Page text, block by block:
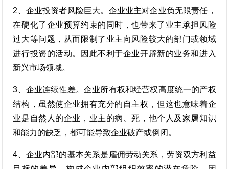
2、企业投资者风险巨大。企业业主对企业负无限责任，
在硬化了企业预算约束的同时，也带来了业主承担风险
过大等问题，从而限制了业主向风险较大的部门或领域
进行投资的活动。因此不利于企业开辟新的业务和进入
新兴市场领域。
3、企业连续性差。企业所有权和经营权高度统一的产权
结构，虽然使企业拥有充分的自主权，但这也意味着企
业是自然人的企业，业主的病、死，他个人及家属知识
和能力的缺乏，都可能导致企业破产或倒闭。
4、企业内部的基本关系是雇佣劳动关系，劳资双方利益